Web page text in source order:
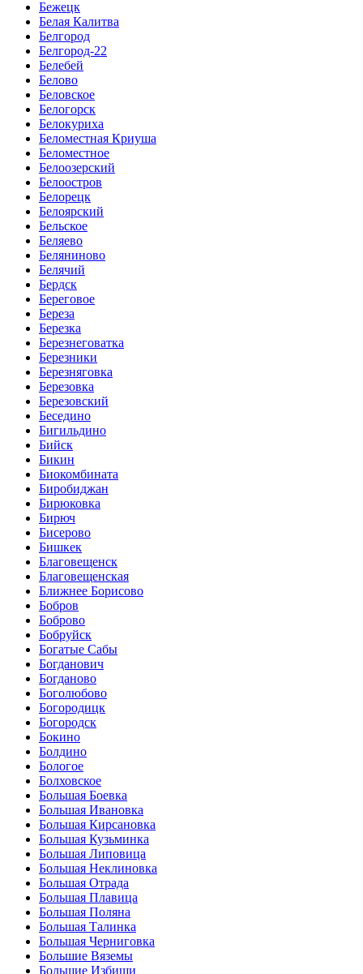
Бежецк
Белая Калитва
Белгород
Белгород-22
Белебей
Белово
Беловское
Белогорск
Белокуриха
Беломестная Криуша
Беломестное
Белоозерский
Белоостров
Белорецк
Белоярский
Бельское
Беляево
Беляниново
Белячий
Бердск
Береговое
Береза
Березка
Березнеговатка
Березники
Березняговка
Березовка
Березовский
Беседино
Бигильдино
Бийск
Бикин
Биокомбината
Биробиджан
Бирюковка
Бирюч
Бисерово
Бишкек
Благовещенск
Благовещенская
Ближнее Борисово
Бобров
Боброво
Бобруйск
Богатые Сабы
Богданович
Богданово
Боголюбово
Богородицк
Богородск
Бокино
Болдино
Бологое
Болховское
Большая Боевка
Большая Ивановка
Большая Кирсановка
Большая Кузьминка
Большая Липовица
Большая Неклиновка
Большая Отрада
Большая Плавица
Большая Поляна
Большая Талинка
Большая Черниговка
Большие Вяземы
Большие Избищи